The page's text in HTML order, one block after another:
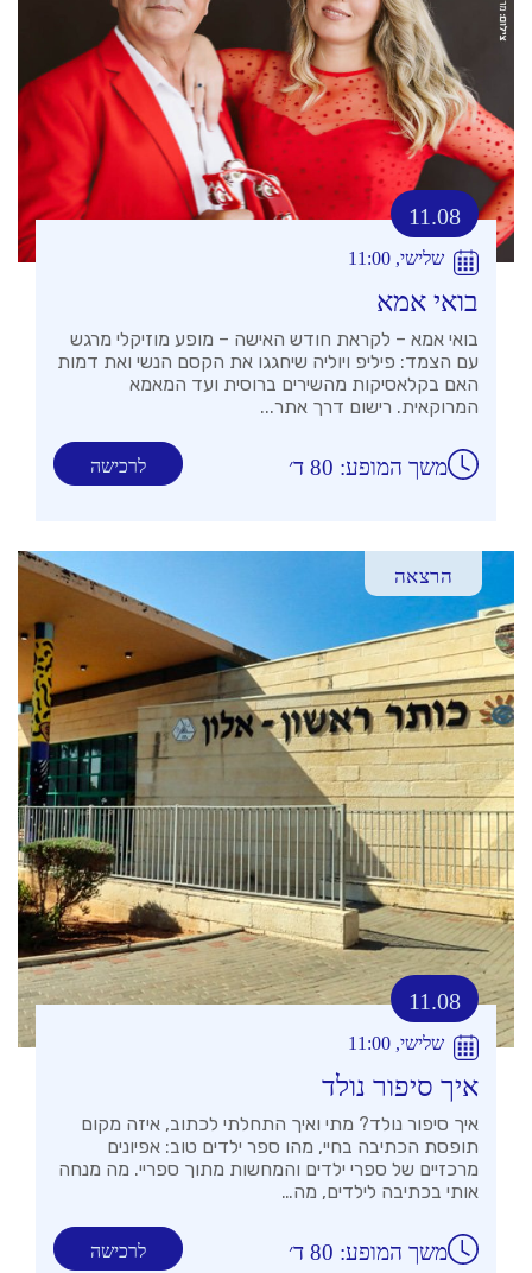
11.08
שלישי, 11:00
בואי אמא
בואי אמא – לקראת חודש האישה – מופע מוזיקלי מרגש
עם הצמד: פיליפ ויוליה שיחגגו את הקסם הנשי ואת דמות
האם בקלאסיקות מהשירים ברוסית ועד המאמא
המרוקאית. רישום דרך אתר...
לרכישה משך המופע: 80 ד׳
הרצאה
11.08
שלישי, 11:00
איך סיפור נולד
איך סיפור נולד? מתי ואיך התחלתי לכתוב, איזה מקום
תופסת הכתיבה בחיי, מהו ספר ילדים טוב: אפיונים
מרכזיים של ספרי ילדים והמחשות מתוך ספריי. מה מנחה
אותי בכתיבה לילדים, מה…
לרכישה משך המופע: 80 ד׳